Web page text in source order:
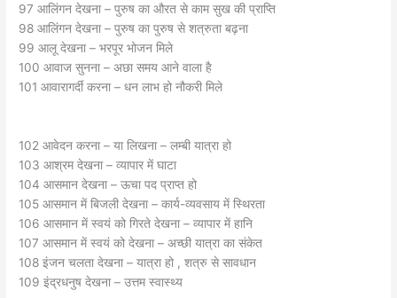
97 आलिंगन देखना – पुरुष का औरत से काम सुख की प्राप्ति
98 आलिंगन देखना – पुरुष का पुरुष से शत्रुता बढ़ना
99 आलू देखना – भरपूर भोजन मिले
100 आवाज सुनना – अछा समय आने वाला है
101 आवारागर्दी करना – धन लाभ हो नौकरी मिले
102 आवेदन करना – या लिखना – लम्बी यात्रा हो
103 आश्रम देखना – व्यापार में घाटा
104 आसमान देखना – ऊचा पद प्राप्त हो
105 आसमान में बिजली देखना – कार्य-व्यवसाय में स्थिरता
106 आसमान में स्वयं को गिरते देखना – व्यापार में हानि
107 आसमान में स्वयं को देखना – अच्छी यात्रा का संकेत
108 इंजन चलता देखना – यात्रा हो , शत्रु से सावधान
109 इंद्रधनुष देखना – उत्तम स्वास्थ्य